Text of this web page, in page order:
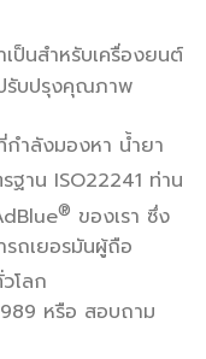
เป็นสำหรับเครื่องยนต์
รับปรุงคุณภาพ
ำลังมองหา น้ำยา
ฐาน ISO22241 ท่าน
® ของเรา ซึ่ง
รถเยอรมันผู้ถือ
โลก
หรือ สอบถาม